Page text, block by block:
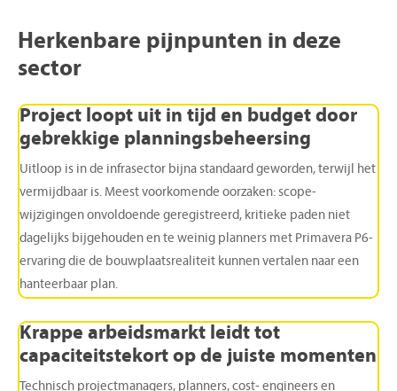
Herkenbare pijnpunten in deze
sector
Project loopt uit in tijd en budget door
gebrekkige planningsbeheersing
Uitloop is in de infrasector bijna standaard geworden, terwijl het
vermijdbaar is. Meest voorkomende oorzaken: scope-
wijzigingen onvoldoende geregistreerd, kritieke paden niet
dagelijks bijgehouden en te weinig planners met Primavera P6-
ervaring die de bouwplaatsrealiteit kunnen vertalen naar een
hanteerbaar plan.
Krappe arbeidsmarkt leidt tot
capaciteitstekort op de juiste momenten
Technisch projectmanagers, planners, cost- engineers en